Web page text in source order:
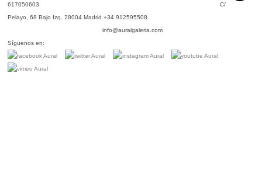
617050603 C/
Pelayo, 68 Bajo Izq. 28004 Madrid +34 912595508
info@auralgaleria.com
Síguenos en: